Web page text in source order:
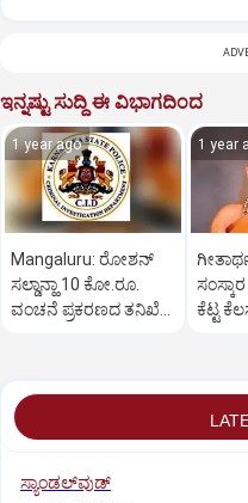
ಇನ್ನಷ್ಟು ಸುದ್ದಿ ಈ ವಿಭಾಗದಿಂದ
1 year ago
Mangaluru: ರೋಶನ್‌
ಸಲ್ಡಾನ್ಹಾ 10 ಕೋ.ರೂ.
ವಂಚನೆ ಪ್ರಕರಣದ ತನಿಖೆ
1 year
ಕೆಟ್ಟ
ಸ್ಯಾಂಡಲ್‌ವುಡ್‌